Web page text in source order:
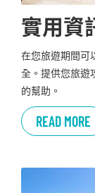
實用資
在您旅遊期間可
全。提供您旅遊
的幫助。
READ MORE